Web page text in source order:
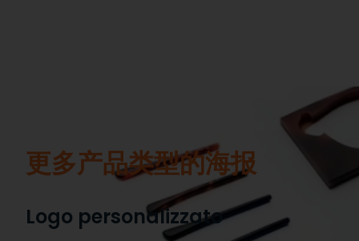
更多产品类型的海报
Logo personalizzato